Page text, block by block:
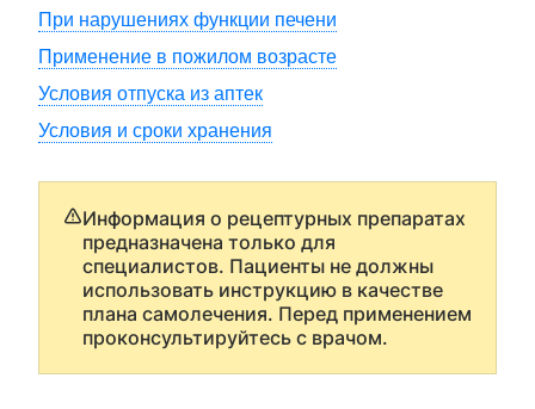
При нарушениях функции печени
Применение в пожилом возрасте
Условия отпуска из аптек
Условия и сроки хранения
Информация о рецептурных препаратах
предназначена только для
специалистов. Пациенты не должны
использовать инструкцию в качестве
плана самолечения. Перед применением
проконсультируйтесь с врачом.